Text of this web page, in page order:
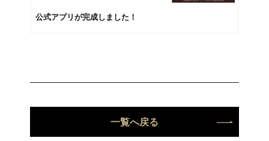
公式アプリが完成しました！
一覧へ戻る